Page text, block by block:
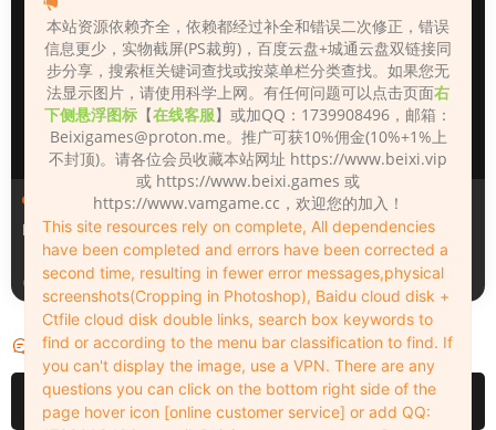
人物（Looks）
Monica_2_2_2
20小时前
人物（Looks）
Lizhen2025
2天前
评论 0
请先登录
本站资源依赖齐全，依赖都经过补全和错误二次修正，错误
信息更少，实物截屏(PS裁剪)，百度云盘+城通云盘双链接同
步分享，搜索框关键词查找或按菜单栏分类查找。如果您无
法显示图片，请使用科学上网。有任何问题可以点击页面右
下侧悬浮图标 【在线客服】或加QQ：1739908496，邮箱：
Beixigames@proton.me。推广可获10%佣金(10%+1%上
不封顶)。请各位会员收藏本站网址 https://www.beixi.vip
或 https://www.beixi.games 或
https://www.vamgame.cc，欢迎您的加入！
This site resources rely on complete, All dependencies
have been completed and errors have been corrected a
second time, resulting in fewer error messages,physical
screenshots(Cropping in Photoshop), Baidu cloud disk +
Ctfile cloud disk double links, search box keywords to
find or according to the menu bar classification to find. If
you can't display the image, use a VPN. There are any
questions you can click on the bottom right side of the
page hover icon [online customer service] or add QQ: